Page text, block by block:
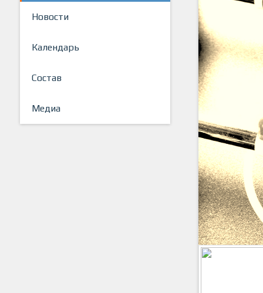
Новости
Календарь
Состав
Медиа